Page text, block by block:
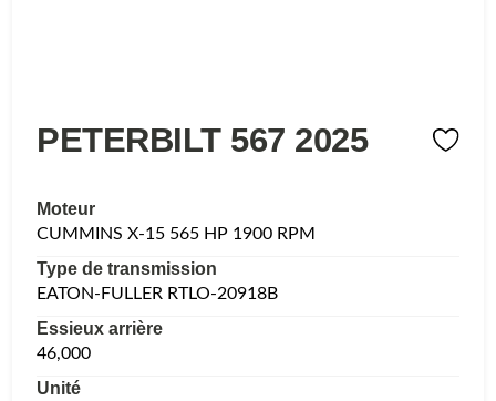
PETERBILT 567 2025
Moteur
CUMMINS X-15 565 HP 1900 RPM
Type de transmission
EATON-FULLER RTLO-20918B
Essieux arrière
46,000
Unité